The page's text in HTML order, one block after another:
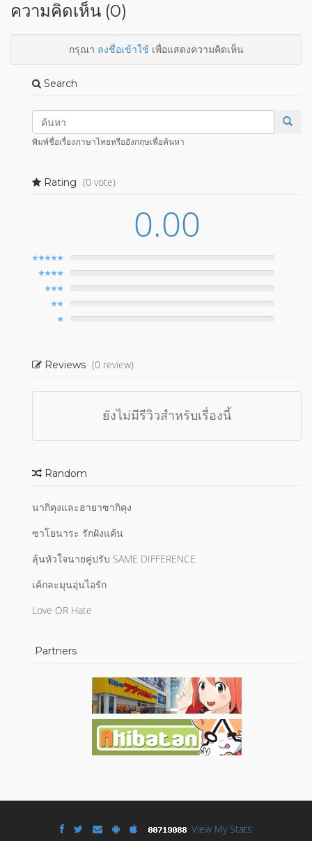
ความคิดเห็น (0)
กรุณา ลงชื่อเข้าใช้เพื่อแสดงความคิดเห็น
Search
พิมพ์ชื่อเรื่องภาษาไทยหรืออังกฤษเพื่อค้นหา
Rating (0 vote)
0.00
Reviews (0 review)
ยังไม่มีรีวิวสำหรับเรื่องนี้
Random
นากิคุงและฮายาซากิคุง
ซาโยนาระ รักฝังแค้น
ลุ้นหัวใจนายคู่ปรับ SAME DIFFERENCE
เค้กละมุนอุ่นไอรัก
Love OR Hate
Partners
View My Stats